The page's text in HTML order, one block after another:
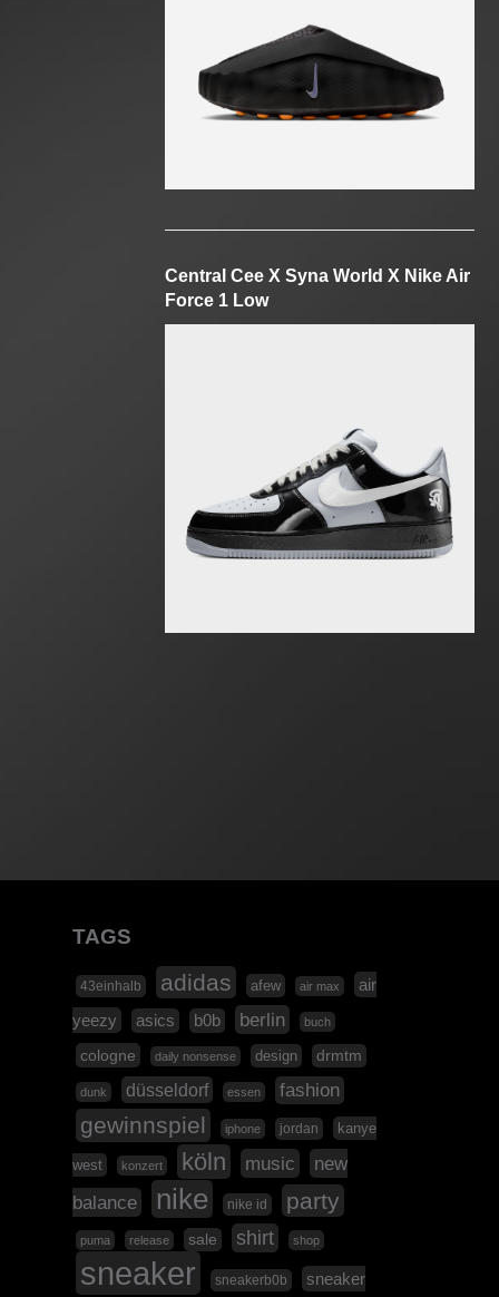
Central Cee X Syna World X Nike Air
Force 1 Low
TAGS
43einhalb adidas afew air max
air
yeezy
asics b0b berlin buch
cologne daily nonsense design drmtm
dunk düsseldorf essen fashion
gewinnspiel iphone jordan kanye
west konzert köln music
new
balance
nike nike id party
puma release sale shirt shop
sneaker sneakerb0b sneaker